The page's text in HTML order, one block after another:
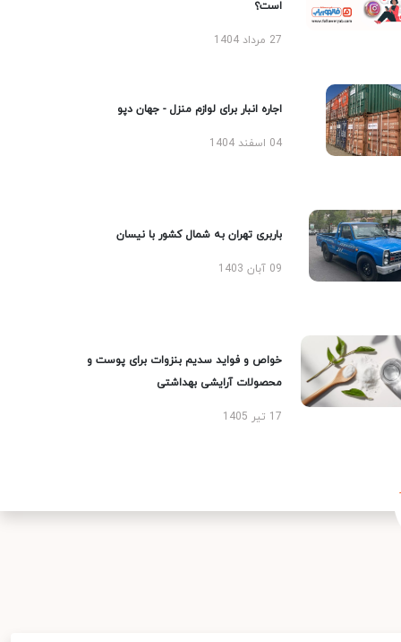
است؟
27 مرداد 1404
اجاره انبار برای لوازم منزل - جهان دپو
04 اسفند 1404
باربری تهران به شمال کشور با نیسان
09 آبان 1403
خواص و فواید سدیم بنزوات برای پوست و
محصولات آرایشی بهداشتی
17 تیر 1405